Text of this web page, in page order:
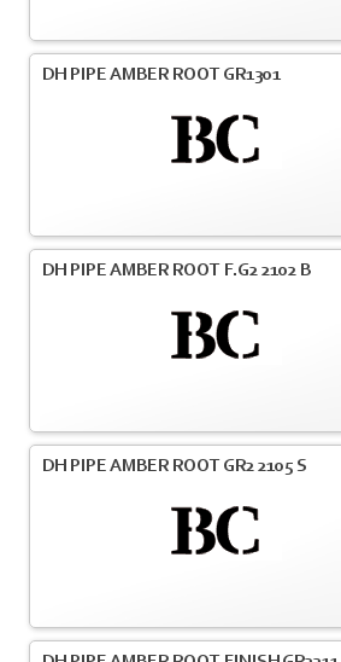
DH PIPE AMBER ROOT GR1301
DH PIPE AMBER ROOT F.G2 2102 B
DH PIPE AMBER ROOT GR2 2105 S